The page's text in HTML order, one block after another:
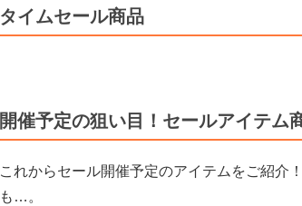
タイムセール商品
開催予定の狙い目！セールアイテム
これからセール開催予定のアイテムをご紹介
も…。